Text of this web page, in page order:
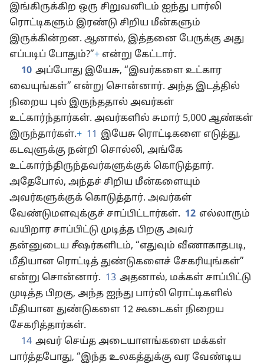
இங்கிருக்கிற ஒரு சிறுவனிடம் ஐந்து பார்லி
ரொட்டிகளும் இரண்டு சிறிய மீன்களும்
இருக்கின்றன. ஆனால், இத்தனை பேருக்கு அது
எப்படிப் போதும்?”+ என்று கேட்டார்.
10 அப்போது இயேசு, “இவர்களை உட்கார
வையுங்கள்” என்று சொன்னார். அந்த இடத்தில்
நிறைய புல் இருந்ததால் அவர்கள்
உட்கார்ந்தார்கள். அவர்களில் சுமார் 5,000 ஆண்கள்
இருந்தார்கள்.+ 11 இயேசு ரொட்டிகளை எடுத்து,
கடவுளுக்கு நன்றி சொல்லி, அங்கே
உட்கார்ந்திருந்தவர்களுக்குக் கொடுத்தார்.
அதேபோல், அந்தச் சிறிய மீன்களையும்
அவர்களுக்குக் கொடுத்தார். அவர்கள்
வேண்டுமளவுக்குச் சாப்பிட்டார்கள். 12 எல்லாரும்
வயிறார சாப்பிட்டு முடித்த பிறகு அவர்
தன்னுடைய சீஷர்களிடம், “எதுவும் வீணாகாதபடி,
மீதியான ரொட்டித் துண்டுகளைச் சேகரியுங்கள்”
என்று சொன்னார். 13 அதனால், மக்கள் சாப்பிட்டு
முடித்த பிறகு, அந்த ஐந்து பார்லி ரொட்டிகளில்
மீதியான துண்டுகளை 12 கூடைகள் நிறைய
சேகரித்தார்கள்.
14 அவர் செய்த அடையாளங்களை மக்கள்
பார்த்தபோது, “இந்த உலகத்துக்கு வர வேண்டிய